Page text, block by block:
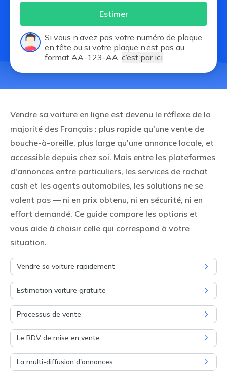
Estimer
Si vous n’avez pas votre numéro de plaque
en tête ou si votre plaque n’est pas au
format AA-123-AA, c’est par ici
Vendre sa voiture en ligne est devenu le réflexe de la
majorité des Français : plus rapide qu'une vente de
bouche-à-oreille, plus large qu'une annonce locale, et
accessible depuis chez soi. Mais entre les plateformes
d'annonces entre particuliers, les services de rachat
cash et les agents automobiles, les solutions ne se
valent pas — ni en prix obtenu, ni en sécurité, ni en
effort demandé. Ce guide compare les options et
vous aide à choisir celle qui correspond à votre
situation.
Vendre sa voiture rapidement
Estimation voiture gratuite
Processus de vente
Le RDV de mise en vente
La multi-diffusion d'annonces